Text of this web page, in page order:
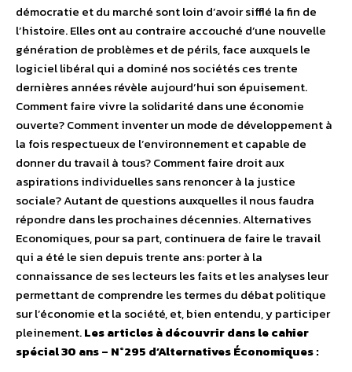
démocratie et du marché sont loin d’avoir sifflé la fin de
l’histoire. Elles ont au contraire accouché d’une nouvelle
génération de problèmes et de périls, face auxquels le
logiciel libéral qui a dominé nos sociétés ces trente
dernières années révèle aujourd’hui son épuisement.
Comment faire vivre la solidarité dans une économie
ouverte? Comment inventer un mode de développement à
la fois respectueux de l’environnement et capable de
donner du travail à tous? Comment faire droit aux
aspirations individuelles sans renoncer à la justice
sociale? Autant de questions auxquelles il nous faudra
répondre dans les prochaines décennies. Alternatives
Economiques, pour sa part, continuera de faire le travail
qui a été le sien depuis trente ans: porter à la
connaissance de ses lecteurs les faits et les analyses leur
permettant de comprendre les termes du débat politique
sur l’économie et la société, et, bien entendu, y participer
pleinement.Les articles à découvrir dans le cahier
spécial 30 ans – N°295 d’Alternatives Économiques :